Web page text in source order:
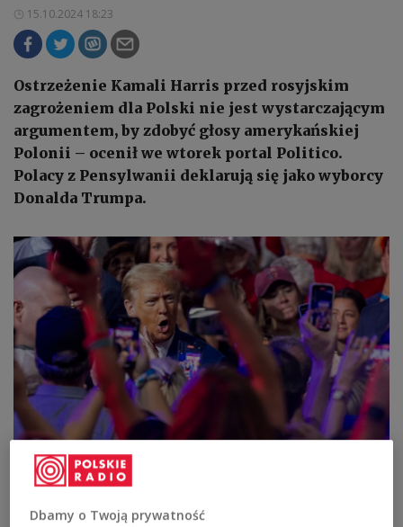
15.10.2024 18:23
Ostrzeżenie Kamali Harris przed rosyjskim
zagrożeniem dla Polski nie jest wystarczającym
argumentem, by zdobyć głosy amerykańskiej
Polonii – ocenił we wtorek portal Politico.
Polacy z Pensylwanii deklarują się jako wyborcy
Donalda Trumpa.
Donald Trump PAP/EPA/SHAWN THEW
(swing states), który może zadecydować o
Dbamy o Twoją prywatność